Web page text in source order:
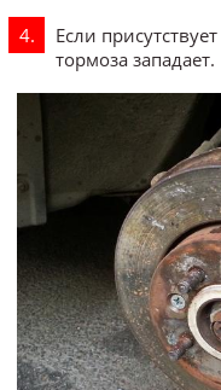
Если присутствует
тормоза западает.